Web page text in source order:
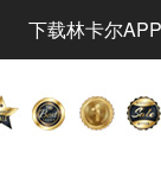
下载林卡尔